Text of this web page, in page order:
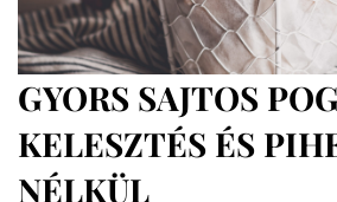
GYORS SAJTOS
KELESZTÉS ÉS
NÉLKÜL